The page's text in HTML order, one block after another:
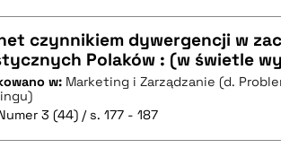
BIBTEX
CZYSTY TEKST
czynnikiem dywergencji w
Polaków : (w świetle
w: Marketing i Zarządzanie (d.
3 (44) / s. 177 - 187